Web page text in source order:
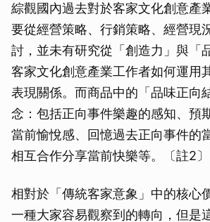
綜觀國內過去對於客家文化創意產
要從經營策略、行銷策略、經營現
討，並未有研究從「創造力」與「
客家文化創意產業工作者如何運用
表現關係。而商品中的「品味正向
念：包括正向事件樂趣的感知、預
當前愉悅感、回憶過去正向事件的
相互合作分享當前快樂等。〔註2〕
相對於「傳統客家意象」中的核心
一種大家容易觀察到的轉向，但是